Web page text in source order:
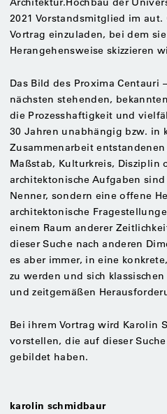
2021 Vorstandsmitglied im
Vortrag einzuladen, bei dem
Herangehensweise skizzieren
Das Bild des Proxima Centauri
nächsten stehenden,
die Prozesshaftigkeit und
30 Jahren unabhängig bzw. in
Zusammenarbeit
Maßstab, Kulturkreis, Disziplin
architektonische Aufgaben
Nenner, sondern eine offene
architektonische
einem Raum anderer
dieser Suche nach anderen
es aber immer, in eine
zu werden und sich
und zeitgemäßen
Bei ihrem Vortrag wird Karolin
vorstellen, die auf dieser
gebildet haben.
karolin schmidbaur